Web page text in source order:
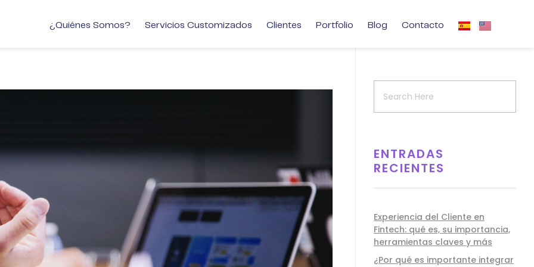
¿Quiénes Somos? Servicios Customizados Clientes Portfolio Blog Contacto
ENTRADAS
RECIENTES
Experiencia del Cliente en
Fintech: qué es, su importancia,
herramientas claves y más
¿Por qué es importante integrar